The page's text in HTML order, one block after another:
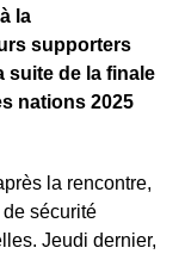
la
supporters
suite de la finale
nations 2025
la rencontre,
sécurité
Jeudi dernier,